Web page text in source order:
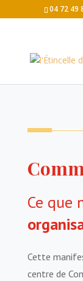
04 72 49
Ce que
Cette
centre de